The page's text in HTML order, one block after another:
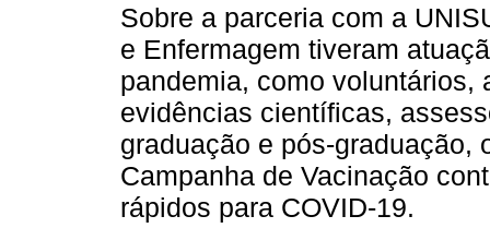
Sobre a parceria com a
e Enfermagem tiveram
pandemia, como voluntários,
evidências científicas,
graduação e pós-graduação,
Campanha de Vacinação
rápidos para COVID-19.